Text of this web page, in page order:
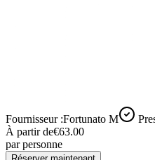
Fournisseur :Fortunato M
À partir de€63.00
par personne